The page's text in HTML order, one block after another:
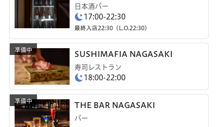
日本酒バー
17:00-22:30
最終入店22:30（L.O.22:30）
SUSHIMAFIA NAGASAKI
寿司レストラン
18:00-22:00
THE BAR NAGASAKI
バー